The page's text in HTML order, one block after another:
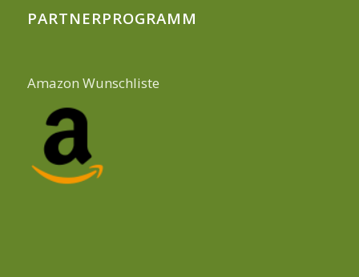
PARTNERPROGRAMM
Amazon Wunschliste